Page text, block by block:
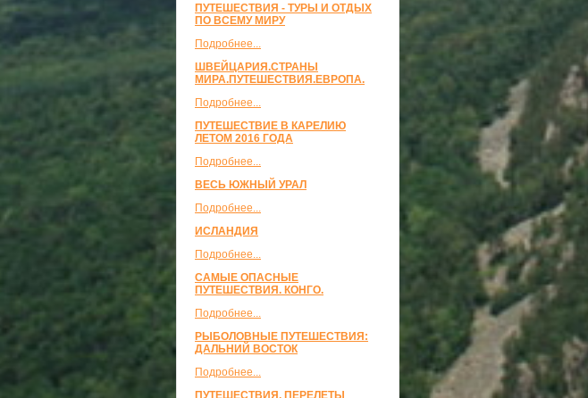
ПУТЕШЕСТВИЯ - ТУРЫ И ОТДЫХ
ПО ВСЕМУ МИРУ
Подробнее...
ШВЕЙЦАРИЯ.СТРАНЫ
МИРА.ПУТЕШЕСТВИЯ.ЕВРОПА.
Подробнее...
ПУТЕШЕСТВИЕ В КАРЕЛИЮ
ЛЕТОМ 2016 ГОДА
Подробнее...
ВЕСЬ ЮЖНЫЙ УРАЛ
Подробнее...
ИСЛАНДИЯ
Подробнее...
САМЫЕ ОПАСНЫЕ
ПУТЕШЕСТВИЯ. КОНГО.
Подробнее...
РЫБОЛОВНЫЕ ПУТЕШЕСТВИЯ:
ДАЛЬНИЙ ВОСТОК
Подробнее...
ПУТЕШЕСТВИЯ, ПЕРЕЛЕТЫ